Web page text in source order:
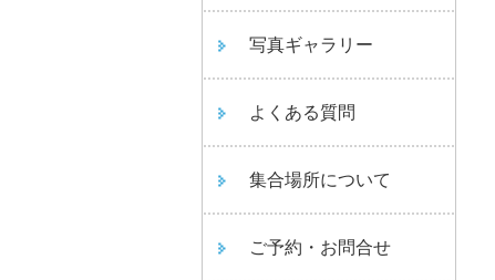
写真ギャラリー
よくある質問
集合場所について
ご予約・お問合せ